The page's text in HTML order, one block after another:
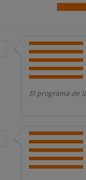
El programa de